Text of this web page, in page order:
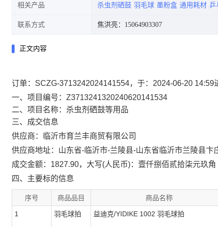
相关产品 杀虫剂硒鼓 羽毛球 墨粉盒 通用耗材 乒
联系方式 焦洪亮：15064903307
正文内容
订单：SCZG-3713242024141554，于：2024-06-20
一、项目编号：Z3713241320240620141534
二、项目名称：杀虫剂硒鼓等用品
三、成交信息
供应商：临沂市育兰丰商贸有限公司
供应商地址：山东省-临沂市-兰陵县-山东省临沂市兰陵县卞
成交金额：1827.90，大写(人民币)：壹仟捌佰贰拾柒元玖角
四、主要标的信息
序号 商品品目 商品名称
1 羽毛球拍 益迪克/YIDIKE 1002 羽毛球拍